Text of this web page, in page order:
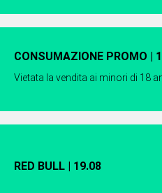
Vietata la vendita ai minori di 18
RED BULL | 19.08